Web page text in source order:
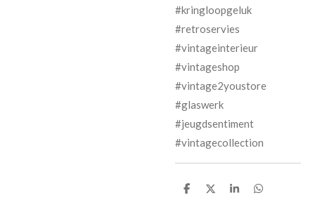
#kringloopgeluk
#retroservies
#vintageinterieur
#vintageshop
#vintage2youstore
#glaswerk
#jeugdsentiment
#vintagecollection
D
D
S
D